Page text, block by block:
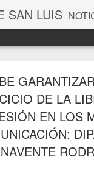
SAN LUIS NOTICIAS.
DE LA
EN LOS